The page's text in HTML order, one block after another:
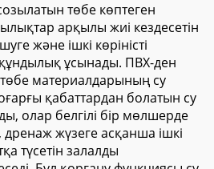
төбе көптеген
арқылы жиі кездесетін
және ішкі көріністі
ұсынады. ПВХ-ден
материалдарының су
қабаттардан болатын су
олар белгілі бір мөлшерде
дренаж жүзеге асқанша ішкі
түсетін залалды